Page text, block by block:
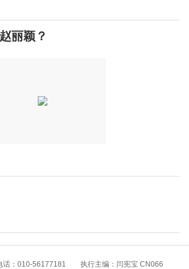
丽颖？
话：010-56177181 执行主编：闫宪宝 CN066
提高警惕！绷紧暑期护娃安全这根弦
景区增设网红打卡景观 受访者感觉“不搭”